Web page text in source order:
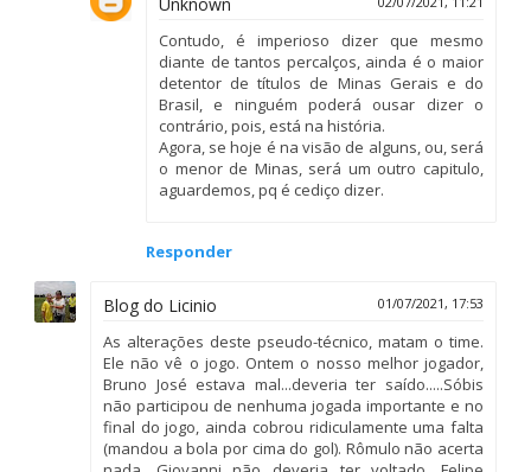
Contudo, é imperioso dizer que mesmo
diante de tantos percalços, ainda é o maior
detentor de títulos de Minas Gerais e do
Brasil, e ninguém poderá ousar dizer o
contrário, pois, está na história.
Agora, se hoje é na visão de alguns, ou, será
o menor de Minas, será um outro capitulo,
aguardemos, pq é cediço dizer.
Responder
Blog do Licinio 01/07/2021, 17:53
As alterações deste pseudo-técnico, matam o time.
Ele não vê o jogo. Ontem o nosso melhor jogador,
Bruno José estava mal...deveria ter saído.....Sóbis
não participou de nenhuma jogada importante e no
final do jogo, ainda cobrou ridiculamente uma falta
(mandou a bola por cima do gol). Rômulo não acerta